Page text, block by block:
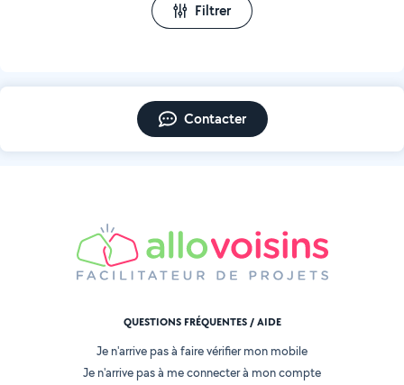
Filtrer
Contacter
QUESTIONS FRÉQUENTES / AIDE
Je n'arrive pas à faire vérifier mon mobile
Je n'arrive pas à me connecter à mon compte